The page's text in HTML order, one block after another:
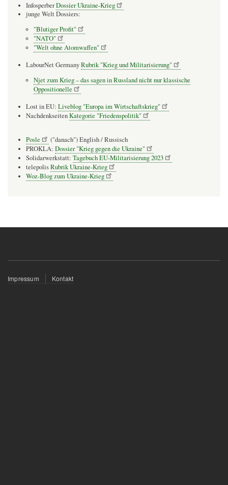
InfosperberDossier Ukraine-Krieg
junge Welt Dossiers:
"Blutiger Profit"
"NATO"
"Welt ohne Atomwaffen"
LabourNet GermanyRubrik "Krieg und Militarisierung"
Njet zum Krieg – das sagen in Russland nicht nur klassische
Oppositionelle
Lost in EU: Liveblog "Europa im Wirtschaftskrieg"
NachdenkseitenKategorie "Friedenspolitik"
Posle
("danach") English / Russisch
PROKLA: Dossier "Krieg gegen die Ukraine"
Solidarwerkstatt: Tagebuch EU-Militarisierung 2023
telepolisRubrik Ukraine-Krieg
Woz-Blog zum Ukraine-Krieg
Fußzeilenmenü
Impressum Kontakt